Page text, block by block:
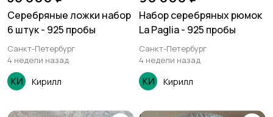
Серебряные ложки набор
6 штук - 925 пробы
Санкт-Петербург
4 недели назад
Кирилл
Набор серебряных рюмок
La Paglia - 925 пробы
Санкт-Петербург
4 недели назад
Кирилл